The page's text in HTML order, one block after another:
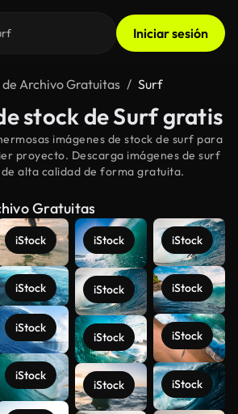
Iniciar sesión
de Archivo Gratuitas Surf
stock de Surf gratis
imágenes de stock de surf para
proyecto. Descarga imágenes de surf
alta calidad de forma gratuita.
Gratuitas
iStock
iStock
iStock
iStock
iStock
iStock
iStock
iStock
iStock
iStock
iStock
iStock